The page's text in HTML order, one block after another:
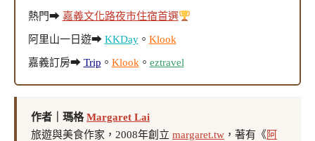
熱門➡ 嘉義文化路夜市住宿首選
阿里山一日遊➡ KKDay。 Klook
嘉義訂房➡ Trip 。 Klook 。 eztravel
作者｜瑪格Margaret Lai
旅遊與美食作家，2008年創立 margaret.tw ，著有《阿